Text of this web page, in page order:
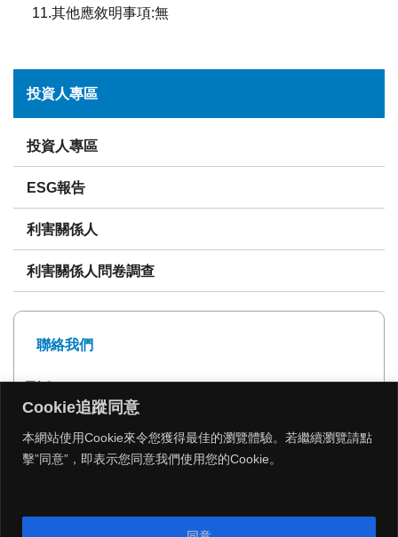
Cookie追蹤同意
本網站使用Cookie來令您獲得最佳的瀏覽體驗。若繼續瀏覽請點
擊”同意”，即表示您同意我們使用您的Cookie。
投資人專區
投資人專區
ESG報告
利害關係人
利害關係人問卷調查
聯絡我們
電話: 02-27239999
傳真: 02-27293399
11.其他應敘明事項:無
MENU